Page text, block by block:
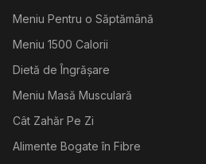
Meniu Pentru o Săptămână
Meniu 1500 Calorii
Dietă de Îngrășare
Meniu Masă Musculară
Cât Zahăr Pe Zi
Alimente Bogate în Fibre